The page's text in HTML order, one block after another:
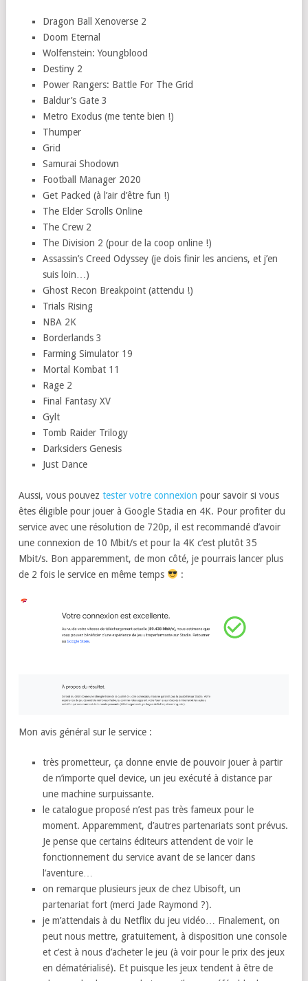
Dragon Ball Xenoverse 2
Doom Eternal
Wolfenstein: Youngblood
Destiny 2
Power Rangers: Battle For The Grid
Baldur’s Gate 3
Metro Exodus (me tente bien !)
Thumper
Grid
Samurai Shodown
Football Manager 2020
Get Packed (à l’air d’être fun !)
The Elder Scrolls Online
The Crew 2
The Division 2 (pour de la coop online !)
Assassin’s Creed Odyssey (je dois finir les anciens, et j’en
suis loin…)
Ghost Recon Breakpoint (attendu !)
Trials Rising
NBA 2K
Borderlands 3
Farming Simulator 19
Mortal Kombat 11
Rage 2
Final Fantasy XV
Gylt
Tomb Raider Trilogy
Darksiders Genesis
Just Dance
Aussi, vous pouvez tester votre connexion pour savoir si vous
êtes éligible pour jouer à Google Stadia en 4K. Pour profiter du
service avec une résolution de 720p, il est recommandé d’avoir
une connexion de 10 Mbit/s et pour la 4K c’est plutôt 35
Mbit/s. Bon apparemment, de mon côté, je pourrais lancer plus
de 2 fois le service en même temps
:
Mon avis général sur le service :
très prometteur, ça donne envie de pouvoir jouer à partir
de n’importe quel device, un jeu exécuté à distance par
une machine surpuissante.
le catalogue proposé n’est pas très fameux pour le
moment. Apparemment, d’autres partenariats sont prévus.
Je pense que certains éditeurs attendent de voir le
fonctionnement du service avant de se lancer dans
l’aventure…
on remarque plusieurs jeux de chez Ubisoft, un
partenariat fort (merci Jade Raymond ?).
je m’attendais à du Netflix du jeu vidéo… Finalement, on
peut nous mettre, gratuitement, à disposition une console
et c’est à nous d’acheter le jeu (à voir pour le prix des jeux
en dématérialisé). Et puisque les jeux tendent à être de